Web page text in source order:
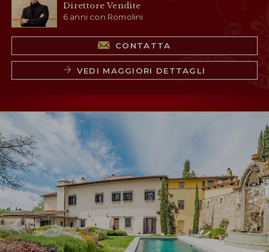
Direttore Vendite
6 anni con Romolini
CONTATTA
VEDI MAGGIORI DETTAGLI